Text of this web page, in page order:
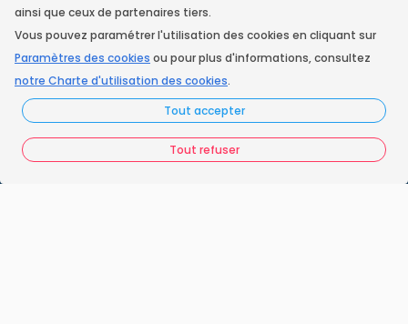
ainsi que ceux de partenaires tiers.
Vous pouvez paramétrer l'utilisation des cookies en cliquant sur
Paramètres des cookies ou pour plus d'informations, consultez
notre Charte d'utilisation des cookies.
Tout accepter
Tout refuser
FAQ France Ramonage
Les ramoneurs proches de chez vous
Espace juridique
Préférences Cookies